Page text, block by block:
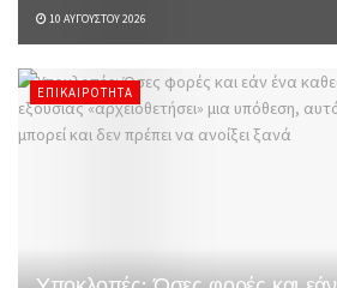
10 ΑΥΓΟΎΣΤΟΥ 2026
ΕΠΙΚΑΙΡΌΤΗΤΑ